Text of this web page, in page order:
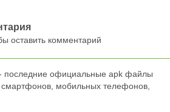
оставить комментарий
последние официальные apk файлы
смартфонов, мобильных телефонов,